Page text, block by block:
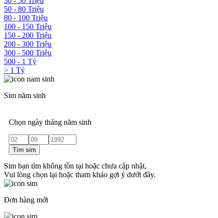
50 - 80 Triệu
80 - 100 Triệu
100 - 150 Triệu
150 - 200 Triệu
200 - 300 Triệu
300 - 500 Triệu
500 - 1 Tỷ
> 1 Tỷ
Sim năm sinh
Chọn ngày tháng năm sinh
Tìm sim
Sim bạn tìm không tồn tại hoặc chưa cập nhật,
Vui lòng chọn lại hoặc tham khảo gợi ý dưới đây.
Đơn hàng mới